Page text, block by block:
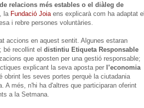
relacions més estables o el diàleg de
la Fundació Joia ens explicarà com ha adaptat el
i rebre persones voluntàries.
accions en aquest sentit. Algunes estaran
bé recollint el distintiu Etiqueta Responsable
que aposten per una gestió responsable;
explicant la seva aposta per l’economia
obrint les seves portes perquè la ciutadania
A més, n'hi ha d'altres que participaran oferint
a la Setmana.